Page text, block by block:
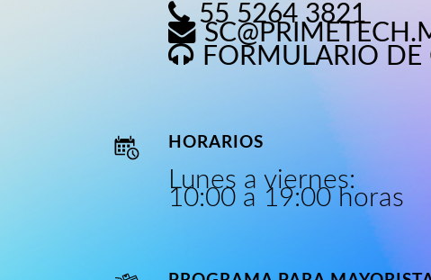
55 5264 3821
FORMULARIO DE
HORARIOS
Lunes a viernes:
10:00 a 19:00 horas